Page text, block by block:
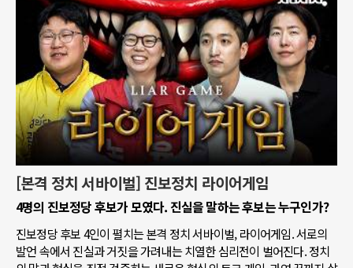
[본격 정치 서바이벌] 진보정치 라이어게임
4명의 진보정당 후보가 모였다. 진실을 말하는 후보는 누구인가?
진보정당 후보 4인이 펼치는 본격 정치 서바이벌, 라이어게임. 서로의
발언 속에서 진실과 거짓을 가려내는 치열한 심리전이 벌어진다. 정치